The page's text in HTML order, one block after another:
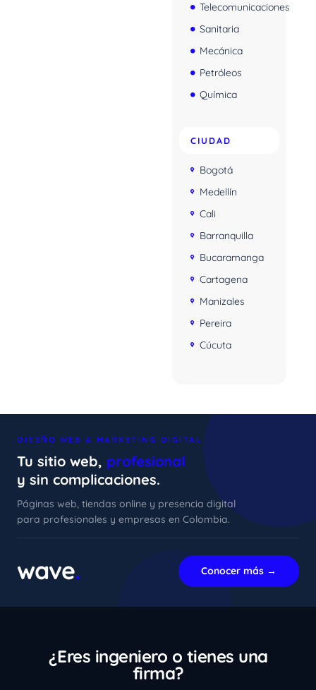
Telecomunicaciones
Sanitaria
Mecánica
Petróleos
Química
CIUDAD
Bogotá
Medellín
Cali
Barranquilla
Bucaramanga
Cartagena
Manizales
Pereira
Cúcuta
DISEÑO WEB & MARKETING DIGITAL
Tu sitio web, profesional
y sin complicaciones.
Páginas web, tiendas online y presencia digital
para profesionales y empresas en Colombia.
wave. Conocer más →
¿Eres ingeniero o tienes una
firma?